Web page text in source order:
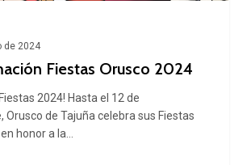
de 2024
Fiestas Orusco 2024
2024! Hasta el 12 de
Orusco de Tajuña celebra sus Fiestas
honor a la…